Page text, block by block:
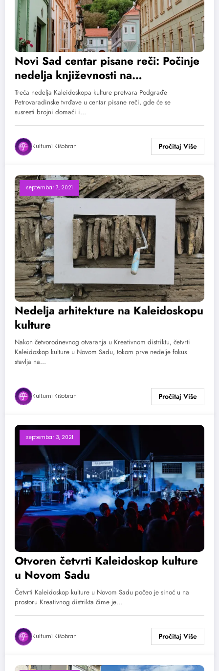
Novi Sad centar pisane reči: Počinje
nedelja književnosti na
Kaleidoskopu kulture
Treća nedelja Kaleidoskopa kulture pretvara Podgrađe
Petrovaradinske tvrđave u centar pisane reči, gde će se
susresti brojni domaći i…
Kulturni Kišobran
septembar 7, 2021
Nedelja arhitekture na Kaleidoskopu
kulture
Nakon četvorodnevnog otvaranja u Kreativnom distriktu, četvrti
Kaleidoskop kulture u Novom Sadu, tokom prve nedelje fokus
stavlja na…
Kulturni Kišobran
septembar 3, 2021
Otvoren četvrti Kaleidoskop kulture
u Novom Sadu
Četvrti Kaleidoskop kulture u Novom Sadu počeo je sinoć u na
prostoru Kreativnog distrikta čime je…
Kulturni Kišobran